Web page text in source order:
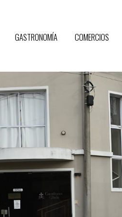
GASTRONOMÍA COMERCIOS